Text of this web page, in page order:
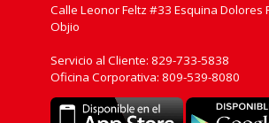
Calle Leonor Feltz #33 Esquina Dolores
Objio
Servicio al Cliente: 829-733-5838
Oficina Corporativa: 809-539-8080